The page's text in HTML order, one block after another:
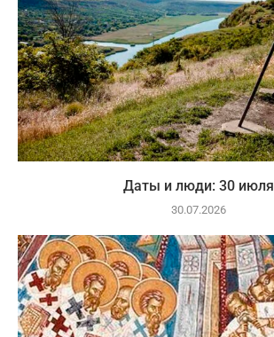
Даты и люди: 30 июля
30.07.2026